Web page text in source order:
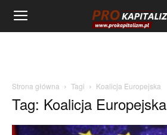
Strona główna Tagi Koalicja Europejska
Tag: Koalicja Europejska